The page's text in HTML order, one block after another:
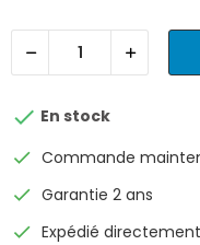
 En stock
check Commande
check Garantie 2 ans
check Expédié